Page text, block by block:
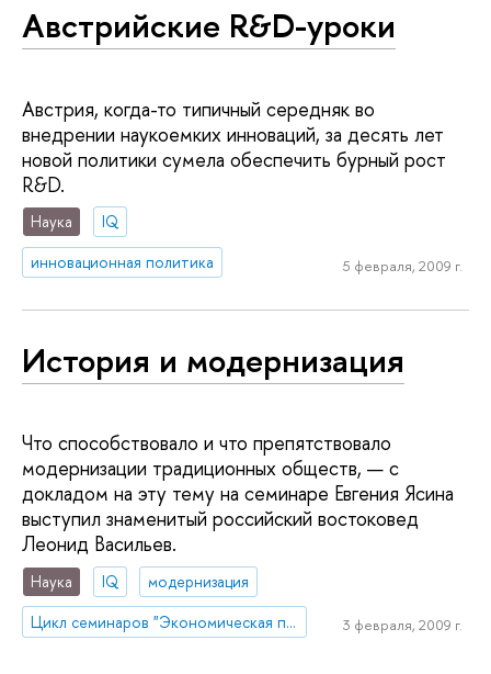
Австрийские R&D-уроки
Австрия, когда-то типичный середняк во
внедрении наукоемких инноваций, за десять лет
новой политики сумела обеспечить бурный рост
R&D.
Наука
IQ
инновационная политика
5 февраля, 2009 г.
История и модернизация
Что способствовало и что препятствовало
модернизации традиционных обществ, — с
докладом на эту тему на семинаре Евгения Ясина
выступил знаменитый российский востоковед
Леонид Васильев.
Наука IQ
модернизация
Цикл семинаров "Экономическая политика в условиях переходного периода" под руководством Евгения Ясина
3 февраля, 2009 г.